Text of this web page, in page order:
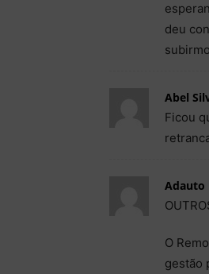
deu
Abel
Ficou
Adauto
O
gestão